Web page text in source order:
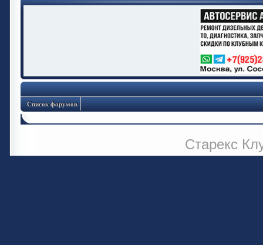
Список форумов
Старекс